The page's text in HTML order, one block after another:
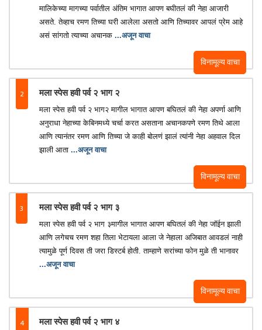
विनामूल्य वाचा
मालिकेच्या मागच्या पर्वातील अंतिम भागात आपण बघीतलं की नेहा आजारी
असते. तेव्हाच रमण तिच्या घरी आलेला असतो आणि तिच्यावर आपलं प्रेम आहे
असं सांगतो त्याच्या अचानक ...अजून वाचा
2 मला स्पेस हवी पर्व २ भाग २
विनामूल्य वाचा
मला स्पेस हवी पर्व २ भाग२ मागील भागात आपण बघितलं की नेहा अपर्णा आणि
अनुराधा नेहाच्या केबिनमध्ये चर्चा करत असताना अचानकपणे रमण तिथे आला
आणि त्यानंतर रमण आणि तिच्या जे काही बोलणं झालं त्यांनी नेहा अहवाल दिल
झाली आता ...अजून वाचा
3 मला स्पेस हवी पर्व २ भाग ३
विनामूल्य वाचा
मला स्पेस हवी पर्व २ भाग ३मागील भागात आपण बघितलं की नेहा जॉईन झाली
आणि लगेचच रमण शहा तिला भेटायला आला जे नेहाला अजिबात आवडलं नाही
त्यामुळे पूर्ण दिवस ती जरा डिस्टर्ब होती. ताम्हाणे सरांच्या फोन मुळे ती भानावर
...अजून वाचा
4 मला स्पेस हवी पर्व २ भाग ४